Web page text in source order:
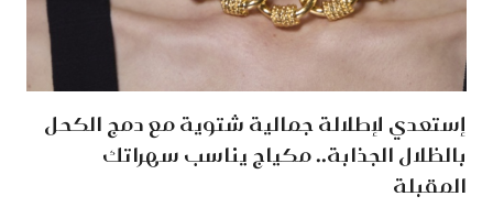
إستعدي لإطلالة جمالية شتوية مع دمج الكحل
بالظلال الجذابة.. مكياج يناسب سهراتك
المقبلة